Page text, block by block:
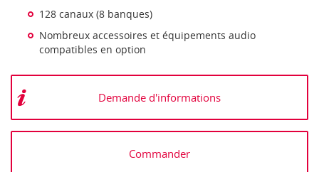
128 canaux (8 banques)
Nombreux accessoires et équipements audio
compatibles en option
Demande d'informations
Commander